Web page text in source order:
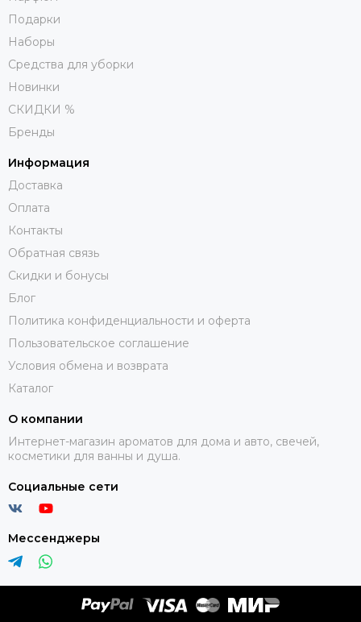
Подарки
Наборы
Средства для уборки
Новинки
СКИДКИ %
Бренды
Информация
Доставка
Оплата
Контакты
Обратная связь
Скидки и бонусы
Блог
Политика конфиденциальности и оферта
Пользовательское соглашение
Условия обмена и возврата
Каталог
О компании
Интернет-магазин ароматов для дома и авто, свечей,
косметики для ванны и душа.
Социальные сети
Мессенджеры